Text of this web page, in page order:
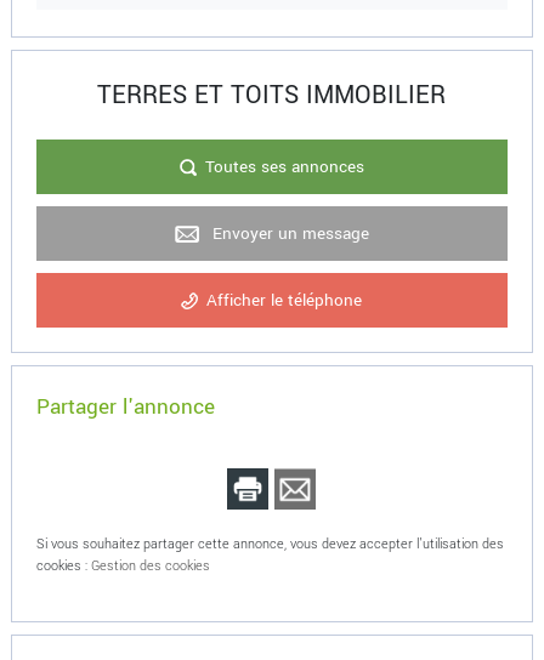
TERRES ET TOITS IMMOBILIER
Toutes ses annonces
Envoyer un message
Afficher le téléphone
Partager l'annonce
Si vous souhaitez partager cette annonce, vous devez accepter l'utilisation des
cookies : Gestion des cookies